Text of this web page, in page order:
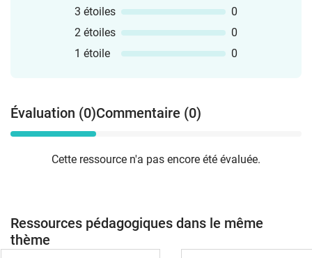
3 étoiles
0
2 étoiles
0
1 étoile
0
Évaluation (0)Commentaire (0)
Cette ressource n'a pas encore été évaluée.
Ressources pédagogiques dans le même
thème